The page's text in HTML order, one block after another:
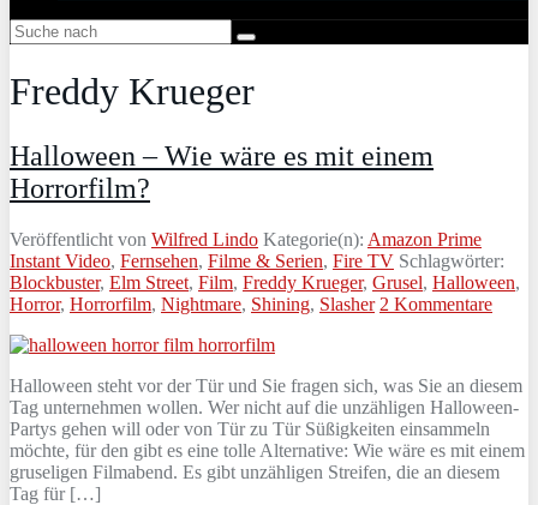
Freddy Krueger
Halloween – Wie wäre es mit einem
Horrorfilm?
Veröffentlicht von Wilfred Lindo Kategorie(n): Amazon Prime
Instant Video, Fernsehen, Filme & Serien, Fire TV Schlagwörter:
Blockbuster, Elm Street, Film, Freddy Krueger, Grusel, Halloween,
Horror, Horrorfilm, Nightmare, Shining, Slasher 2 Kommentare
Halloween steht vor der Tür und Sie fragen sich, was Sie an diesem
Tag unternehmen wollen. Wer nicht auf die unzähligen Halloween-
Partys gehen will oder von Tür zu Tür Süßigkeiten einsammeln
möchte, für den gibt es eine tolle Alternative: Wie wäre es mit einem
gruseligen Filmabend. Es gibt unzähligen Streifen, die an diesem
Tag für […]